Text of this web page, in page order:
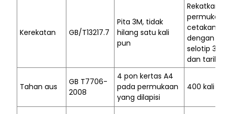
Kerekatan GB/T13217.7
Pita 3M, tidak
hilang satu kali
pun
Rekatkan
cetakan
dengan
selotip 3M
dan tarik
Tahan aus
GB T7706-
2008
4 pon kertas A4
pada permukaan
yang dilapisi
400 kali